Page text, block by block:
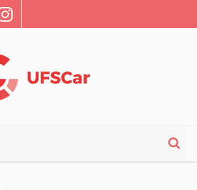
Busca